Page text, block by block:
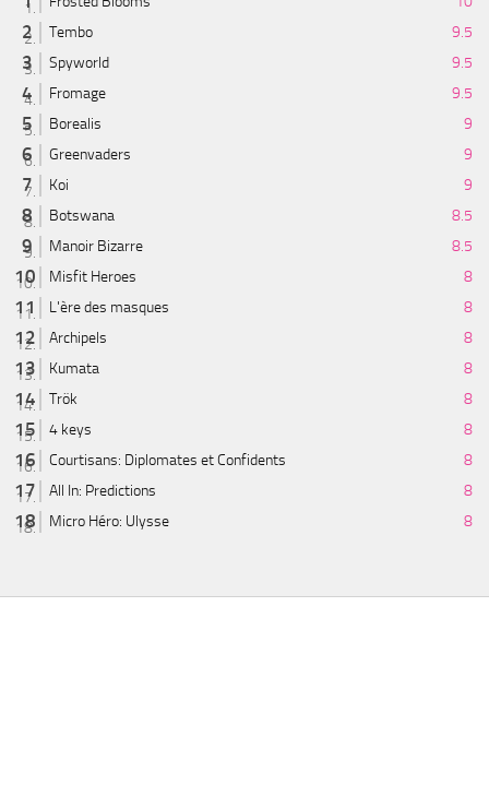
Tembo
9.5
Spyworld
9.5
Fromage
9.5
Borealis
9
Greenvaders
9
Koi
9
Botswana
8.5
Manoir Bizarre
8.5
Misfit Heroes
8
L'ère des masques
8
Archipels
8
Kumata
8
Trök
8
4 keys
8
Courtisans: Diplomates et Confidents
8
All In: Predictions
8
Micro Héro: Ulysse
8